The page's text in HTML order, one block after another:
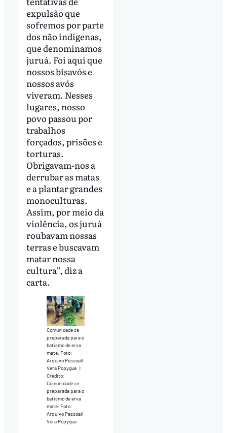
expulsão que
sofremos por parte
dos não indígenas,
que denominamos
juruá. Foi aqui que
nossos bisavós e
nossos avós
viveram. Nesses
lugares, nosso
povo passou por
trabalhos
forçados, prisões e
torturas.
Obrigavam-nos a
derrubar as matas
e a plantar grandes
monoculturas.
Assim, por meio da
violência, os juruá
roubavam nossas
terras e buscavam
matar nossa
cultura”, diz a
carta.
Comunidade se
preparada para o
batismo de erva
mate. Foto:
Arquivo Pessoal/
Vera Popygua |
Crédito:
Comunidade se
preparada para o
batismo de erva
mate. Foto:
Arquivo Pessoal/
Vera Popygua